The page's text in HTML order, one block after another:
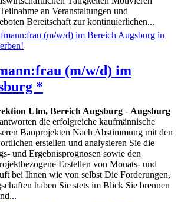
an Veranstaltungen und
Bereitschaft zur kontinuierlichen...
(m/w/d) im
*
Ulm, Bereich Augsburg - Augsburg
die erfolgreiche kaufmännische
Bauprojekten Nach Abstimmung mit den
erstellen und analysieren Sie die
und Ergebnisprognosen sowie den
Erstellen von Monats- und
bei Ihnen wie von selbst Die Forderungen,
haben Sie stets im Blick Sie brennen